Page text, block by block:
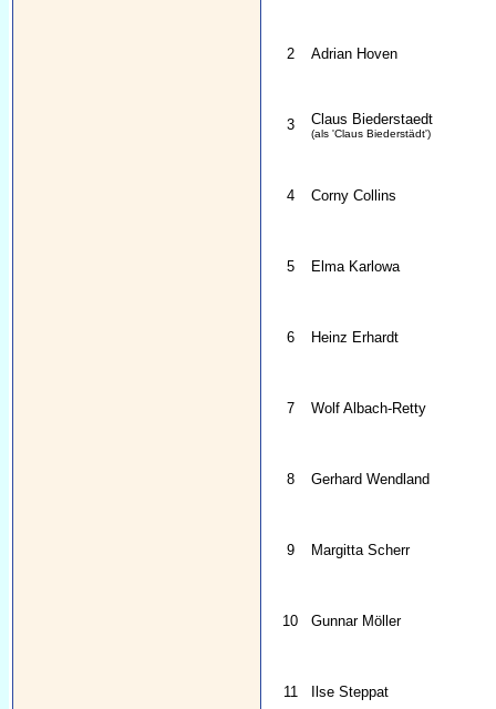
2 Adrian Hoven
3 Claus Biederstaedt
(als 'Claus Biederstädt')
4 Corny Collins
5 Elma Karlowa
6 Heinz Erhardt
7 Wolf Albach-Retty
8 Gerhard Wendland
9 Margitta Scherr
10 Gunnar Möller
11 Ilse Steppat